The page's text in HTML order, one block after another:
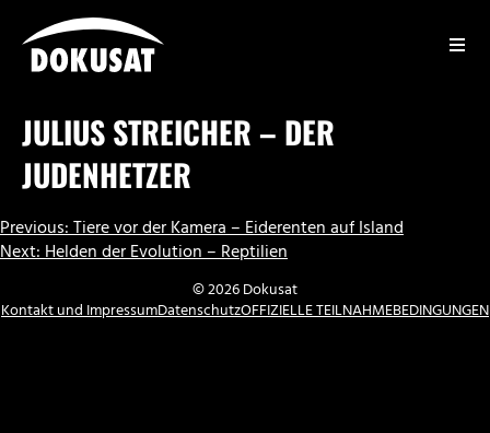
Inhalt
springen
JULIUS STREICHER – DER
JUDENHETZER
BEITRAGSNAVIGATION
Previous:Tiere vor der Kamera – Eiderenten auf Island
Next:Helden der Evolution – Reptilien
© 2026 Dokusat
Kontakt und ImpressumDatenschutzOFFIZIELLE TEILNAHMEBEDINGUNGEN